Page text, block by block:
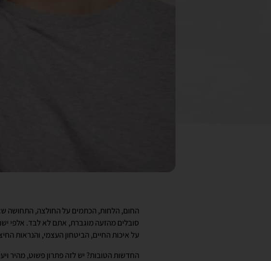
החום, הלחות, הכתמים על החולצה, התחושה
סובלים מהזעה מוגברת, אתם לא לבד. אלפי
על איכות החיים, הביטחון העצמי, והנראות
החדשות הטובות? יש לזה פתרון פשוט, מהיר